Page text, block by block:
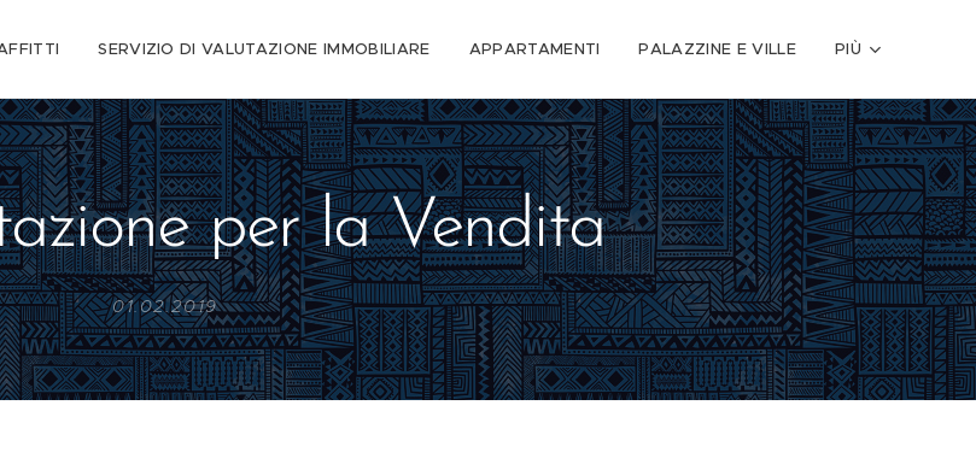
SERVIZIO DI VALUTAZIONE IMMOBILIARE APPARTAMENTI PALAZZINE E VILLE PIÙ
per la Vendita
01.02.2019